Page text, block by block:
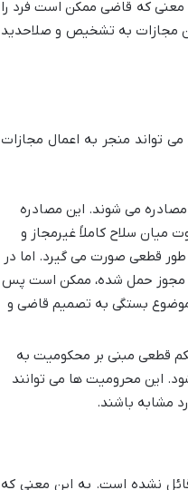
معنی که قاضی ممکن است فرد را
مجازات به تشخیص و صلاحدید
تواند منجر به اعمال مجازات
می شوند. این مصادره
میان سلاح کاملاً غیرمجاز و
قطعی صورت می گیرد. اما در
مجوز حمل شده، ممکن است پس
موضوع بستگی به تصمیم قاضی و
قطعی مبنی بر محکومیت به
این محرومیت ها می توانند
مشابه باشند.
نشده است. به این معنی که